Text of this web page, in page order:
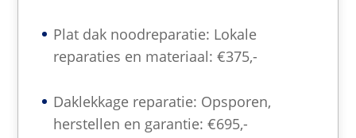
Plat dak noodreparatie: Lokale
reparaties en materiaal: €375,-
Daklekkage reparatie: Opsporen,
herstellen en garantie: €695,-